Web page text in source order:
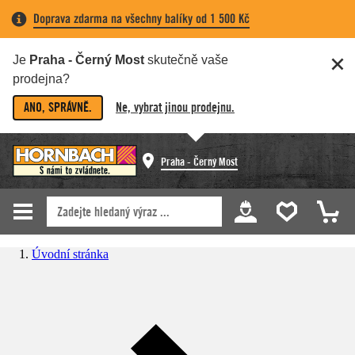
Doprava zdarma na všechny balíky od 1 500 Kč
Je Praha - Černý Most skutečně vaše
prodejna?
ANO, SPRÁVNĚ. Ne, vybrat jinou prodejnu.
Praha - Černý Most
Úvodní stránka